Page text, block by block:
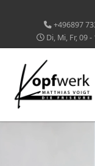
+496897
Di, Mi, Fr, 09